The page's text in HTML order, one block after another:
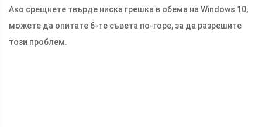
Ако срещнете твърде ниска грешка в обема на Windows 10,
можете да опитате 6-те съвета по-горе, за да разрешите
този проблем.